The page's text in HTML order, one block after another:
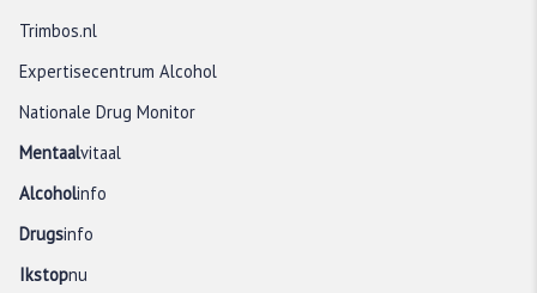
Trimbos.nl
Expertisecentrum Alcohol
Nationale Drug Monitor
Mentaalvitaal
Alcoholinfo
Drugsinfo
Ikstopnu